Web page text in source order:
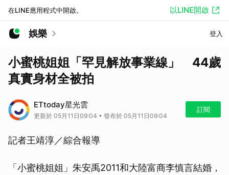
在LINE應用程式中開啟。 以LINE開啟
娛樂 登入
小蜜桃姐姐「罕見解放事業線」 44歲
真實身材全被拍
ETtoday星光雲
更新於 05月11日09:04 • 發布於 05月11日09:04
訂閱
記者王靖淳／綜合報導
「小蜜桃姐姐」朱安禹2011和大陸富商李慎言結婚，